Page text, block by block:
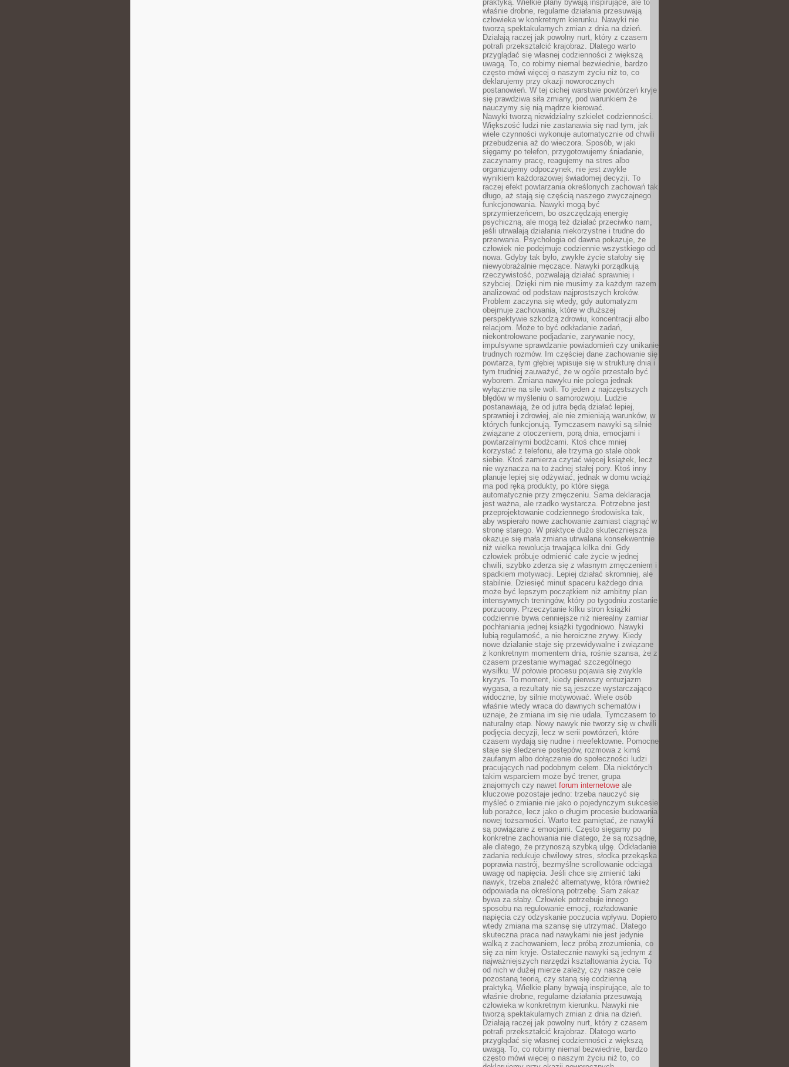
praktyką. Wielkie plany bywają inspirujące, ale to
właśnie drobne, regularne działania przesuwają
człowieka w konkretnym kierunku. Nawyki nie
tworzą spektakularnych zmian z dnia na dzień.
Działają raczej jak powolny nurt, który z czasem
potrafi przekształcić krajobraz. Dlatego warto
przyglądać się własnej codzienności z większą
uwagą. To, co robimy niemal bezwiednie, bardzo
często mówi więcej o naszym życiu niż to, co
deklarujemy przy okazji noworocznych
postanowień. W tej cichej warstwie powtórzeń kryje
się prawdziwa siła zmiany, pod warunkiem że
nauczymy się nią mądrze kierować.
Nawyki tworzą niewidzialny szkielet codzienności.
Większość ludzi nie zastanawia się nad tym, jak
wiele czynności wykonuje automatycznie od chwili
przebudzenia aż do wieczora. Sposób, w jaki
sięgamy po telefon, przygotowujemy śniadanie,
zaczynamy pracę, reagujemy na stres albo
organizujemy odpoczynek, nie jest zwykle
wynikiem każdorazowej świadomej decyzji. To
raczej efekt powtarzania określonych zachowań tak
długo, aż stają się częścią naszego zwyczajnego
funkcjonowania. Nawyki mogą być
sprzymierzeńcem, bo oszczędzają energię
psychiczną, ale mogą też działać przeciwko nam,
jeśli utrwalają działania niekorzystne i trudne do
przerwania. Psychologia od dawna pokazuje, że
człowiek nie podejmuje codziennie wszystkiego od
nowa. Gdyby tak było, zwykłe życie stałoby się
niewyobrażalnie męczące. Nawyki porządkują
rzeczywistość, pozwalają działać sprawniej i
szybciej. Dzięki nim nie musimy za każdym razem
analizować od podstaw najprostszych kroków.
Problem zaczyna się wtedy, gdy automatyzm
obejmuje zachowania, które w dłuższej
perspektywie szkodzą zdrowiu, koncentracji albo
relacjom. Może to być odkładanie zadań,
niekontrolowane podjadanie, zarywanie nocy,
impulsywne sprawdzanie powiadomień czy unikanie
trudnych rozmów. Im częściej dane zachowanie się
powtarza, tym głębiej wpisuje się w strukturę dnia i
tym trudniej zauważyć, że w ogóle przestało być
wyborem. Zmiana nawyku nie polega jednak
wyłącznie na sile woli. To jeden z najczęstszych
błędów w myśleniu o samorozwoju. Ludzie
postanawiają, że od jutra będą działać lepiej,
sprawniej i zdrowiej, ale nie zmieniają warunków, w
których funkcjonują. Tymczasem nawyki są silnie
związane z otoczeniem, porą dnia, emocjami i
powtarzalnymi bodźcami. Ktoś chce mniej
korzystać z telefonu, ale trzyma go stale obok
siebie. Ktoś zamierza czytać więcej książek, lecz
nie wyznacza na to żadnej stałej pory. Ktoś inny
planuje lepiej się odżywiać, jednak w domu wciąż
ma pod ręką produkty, po które sięga
automatycznie przy zmęczeniu. Sama deklaracja
jest ważna, ale rzadko wystarcza. Potrzebne jest
przeprojektowanie codziennego środowiska tak,
aby wspierało nowe zachowanie zamiast ciągnąć w
stronę starego. W praktyce dużo skuteczniejsza
okazuje się mała zmiana utrwalana konsekwentnie
niż wielka rewolucja trwająca kilka dni. Gdy
człowiek próbuje odmienić całe życie w jednej
chwili, szybko zderza się z własnym zmęczeniem i
spadkiem motywacji. Lepiej działać skromniej, ale
stabilnie. Dziesięć minut spaceru każdego dnia
może być lepszym początkiem niż ambitny plan
intensywnych treningów, który po tygodniu zostanie
porzucony. Przeczytanie kilku stron książki
codziennie bywa cenniejsze niż nierealny zamiar
pochłaniania jednej książki tygodniowo. Nawyki
lubią regularność, a nie heroiczne zrywy. Kiedy
nowe działanie staje się przewidywalne i związane
z konkretnym momentem dnia, rośnie szansa, że z
czasem przestanie wymagać szczególnego
wysiłku. W połowie procesu pojawia się zwykle
kryzys. To moment, kiedy pierwszy entuzjazm
wygasa, a rezultaty nie są jeszcze wystarczająco
widoczne, by silnie motywować. Wiele osób
właśnie wtedy wraca do dawnych schematów i
uznaje, że zmiana im się nie udała. Tymczasem to
naturalny etap. Nowy nawyk nie tworzy się w chwili
podjęcia decyzji, lecz w serii powtórzeń, które
czasem wydają się nudne i nieefektowne. Pomocne
staje się śledzenie postępów, rozmowa z kimś
zaufanym albo dołączenie do społeczności ludzi
pracujących nad podobnym celem. Dla niektórych
takim wsparciem może być trener, grupa
znajomych czy nawet forum internetowe ale
kluczowe pozostaje jedno: trzeba nauczyć się
myśleć o zmianie nie jako o pojedynczym sukcesie
lub porażce, lecz jako o długim procesie budowania
nowej tożsamości. Warto też pamiętać, że nawyki
są powiązane z emocjami. Często sięgamy po
konkretne zachowania nie dlatego, że są rozsądne,
ale dlatego, że przynoszą szybką ulgę. Odkładanie
zadania redukuje chwilowy stres, słodka przekąska
poprawia nastrój, bezmyślne scrollowanie odciąga
uwagę od napięcia. Jeśli chce się zmienić taki
nawyk, trzeba znaleźć alternatywę, która również
odpowiada na określoną potrzebę. Sam zakaz
bywa za słaby. Człowiek potrzebuje innego
sposobu na regulowanie emocji, rozładowanie
napięcia czy odzyskanie poczucia wpływu. Dopiero
wtedy zmiana ma szansę się utrzymać. Dlatego
skuteczna praca nad nawykami nie jest jedynie
walką z zachowaniem, lecz próbą zrozumienia, co
się za nim kryje. Ostatecznie nawyki są jednym z
najważniejszych narzędzi kształtowania życia. To
od nich w dużej mierze zależy, czy nasze cele
pozostaną teorią, czy staną się codzienną
praktyką. Wielkie plany bywają inspirujące, ale to
właśnie drobne, regularne działania przesuwają
człowieka w konkretnym kierunku. Nawyki nie
tworzą spektakularnych zmian z dnia na dzień.
Działają raczej jak powolny nurt, który z czasem
potrafi przekształcić krajobraz. Dlatego warto
przyglądać się własnej codzienności z większą
uwagą. To, co robimy niemal bezwiednie, bardzo
często mówi więcej o naszym życiu niż to, co